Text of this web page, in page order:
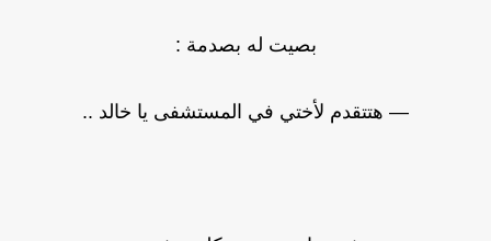
بصيت له بصدمة :
— هتتقدم لأختي في المستشفى يا خالد ..